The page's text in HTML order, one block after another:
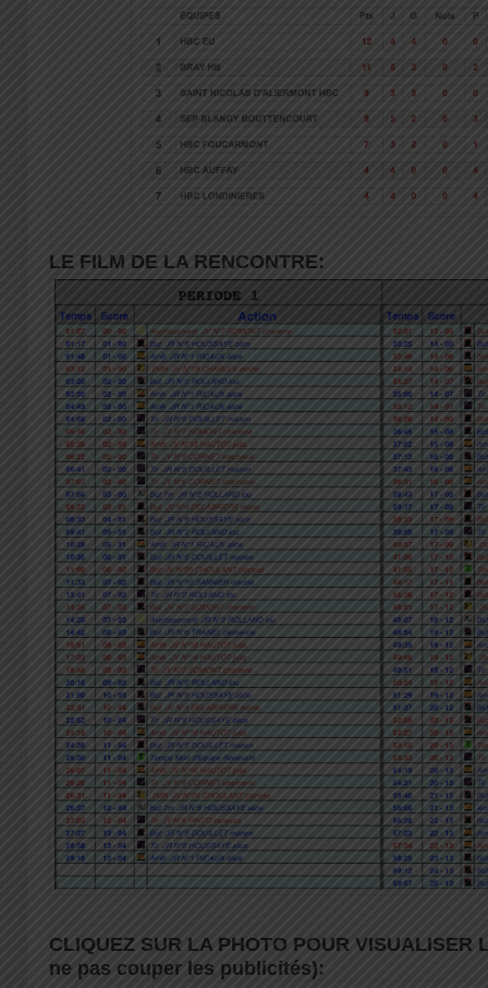
LE FILM DE LA RENCONTRE:
CLIQUEZ SUR LA PHOTO POUR VISUALISER
ne pas couper les publicités):